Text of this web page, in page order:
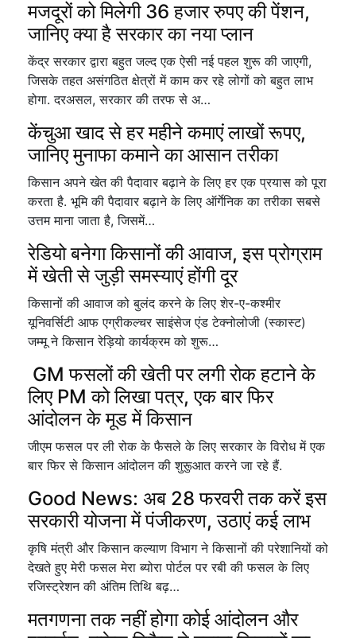
मजदूरों को मिलेगी 36 हजार रुपए की पेंशन,
जानिए क्या है सरकार का नया प्लान
केंद्र सरकार द्वारा बहुत जल्द एक ऐसी नई पहल शुरू की जाएगी,
जिसके तहत असंगठित क्षेत्रों में काम कर रहे लोगों को बहुत लाभ
होगा. दरअसल, सरकार की तरफ से अ…
केंचुआ खाद से हर महीने कमाएं लाखों रूपए,
जानिए मुनाफा कमाने का आसान तरीका
किसान अपने खेत की पैदावार बढ़ाने के लिए हर एक प्रयास को पूरा
करता है. भूमि की पैदावार बढ़ाने के लिए ऑर्गेनिक का तरीका सबसे
उत्तम माना जाता है, जिसमें…
रेडियो बनेगा किसानों की आवाज, इस प्रोग्राम
में खेती से जुड़ी समस्याएं होंगी दूर
किसानों की आवाज को बुलंद करने के लिए शेर-ए-कश्मीर
यूनिवर्सिटी आफ एग्रीकल्चर साइंसेज एंड टेक्नोलोजी (स्कास्ट)
जम्मू ने किसान रेड़ियो कार्यक्रम को शुरू…
GM फसलों की खेती पर लगी रोक हटाने के
लिए PM को लिखा पत्र, एक बार फिर
आंदोलन के मूड में किसान
जीएम फसल पर ली रोक के फैसले के लिए सरकार के विरोध में एक
बार फिर से किसान आंदोलन की शुरूुआत करने जा रहे हैं.
Good News: अब 28 फरवरी तक करें इस
सरकारी योजना में पंजीकरण, उठाएं कई लाभ
कृषि मंत्री और किसान कल्याण विभाग ने किसानों की परेशानियों को
देखते हुए मेरी फसल मेरा ब्योरा पोर्टल पर रबी की फसल के लिए
रजिस्ट्रेशन की अंतिम तिथि बढ़…
मतगणना तक नहीं होगा कोई आंदोलन और